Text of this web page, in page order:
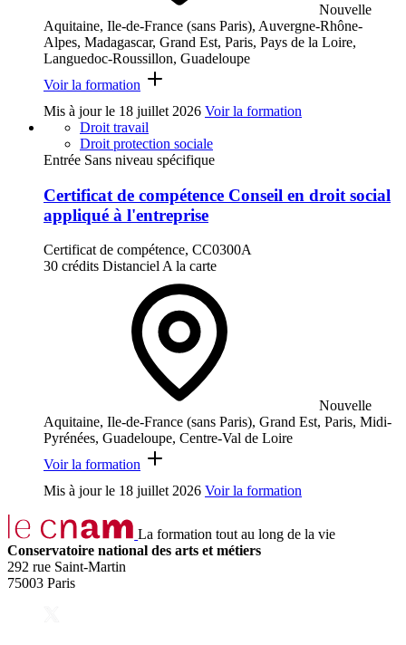
Nouvelle
Aquitaine, Ile-de-France (sans Paris), Auvergne-Rhône-
Alpes, Madagascar, Grand Est, Paris, Pays de la Loire,
Languedoc-Roussillon, Guadeloupe
Voir la formation
Mis à jour le 18 juillet 2026 Voir la formation
Droit travail
Droit protection sociale
Entrée Sans niveau spécifique
Certificat de compétence Conseil en droit social
appliqué à l'entreprise
Certificat de compétence, CC0300A
30 crédits DistancielA la carte
Nouvelle
Aquitaine, Ile-de-France (sans Paris), Grand Est, Paris, Midi-
Pyrénées, Guadeloupe, Centre-Val de Loire
Voir la formation
Mis à jour le 18 juillet 2026 Voir la formation
La formation tout au long de la vie
Conservatoire national des arts et métiers
292 rue Saint-Martin
75003 Paris